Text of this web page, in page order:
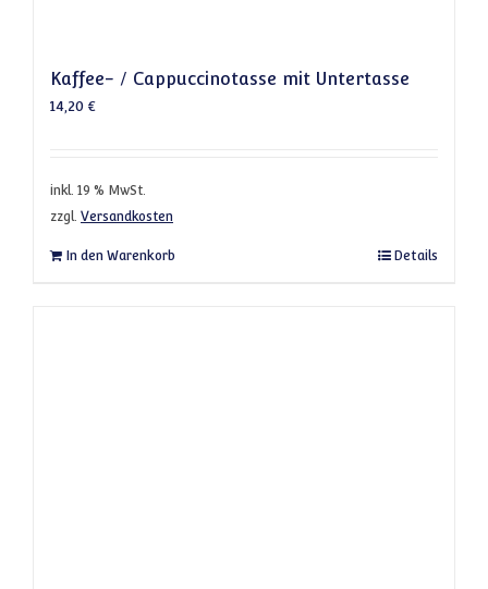
Kaffee- / Cappuccinotasse mit Untertasse
14,20 €
inkl. 19 % MwSt.
zzgl. Versandkosten
In den Warenkorb Details